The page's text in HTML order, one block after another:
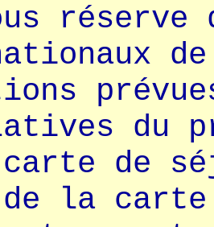
réserve
du
de
la carte